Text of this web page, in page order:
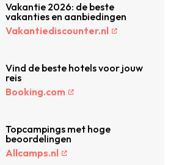
Vakantie 2026: de beste
vakanties en aanbiedingen
Vakantiediscounter.nl
Vind de beste hotels voor jouw
reis
Booking.com
Topcampings met hoge
beoordelingen
Allcamps.nl